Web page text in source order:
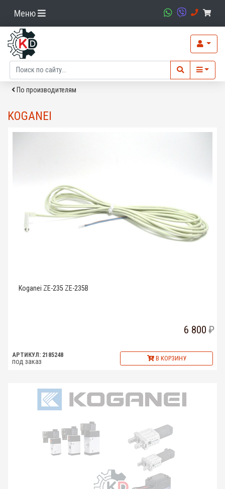
Меню
По производителям
KOGANEI
Koganei ZE-235 ZE-235B
6 800
АРТИКУЛ: 2185248
под заказ В КОРЗИНУ